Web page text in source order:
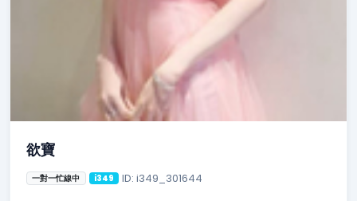
欲寶
一對一忙線中 i349 ID: i349_301644